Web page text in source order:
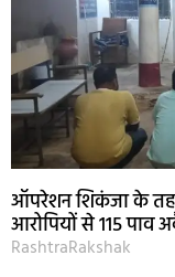
ऑपरेशन शिकंजा के तहत
आरोपियों से 115 पाव
RashtraRakshak